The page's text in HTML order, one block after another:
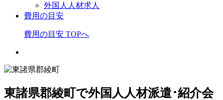
外国人人材求人
費用の目安
費用の目安 TOPへ
東諸県郡綾町で外国人人材派遣･紹介会